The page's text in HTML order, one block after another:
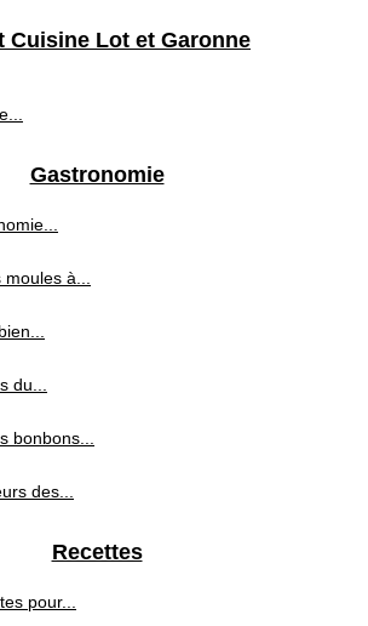
Cuisine Lot et Garonne
Gastronomie
à...
du...
bonbons...
des...
Recettes
pour...